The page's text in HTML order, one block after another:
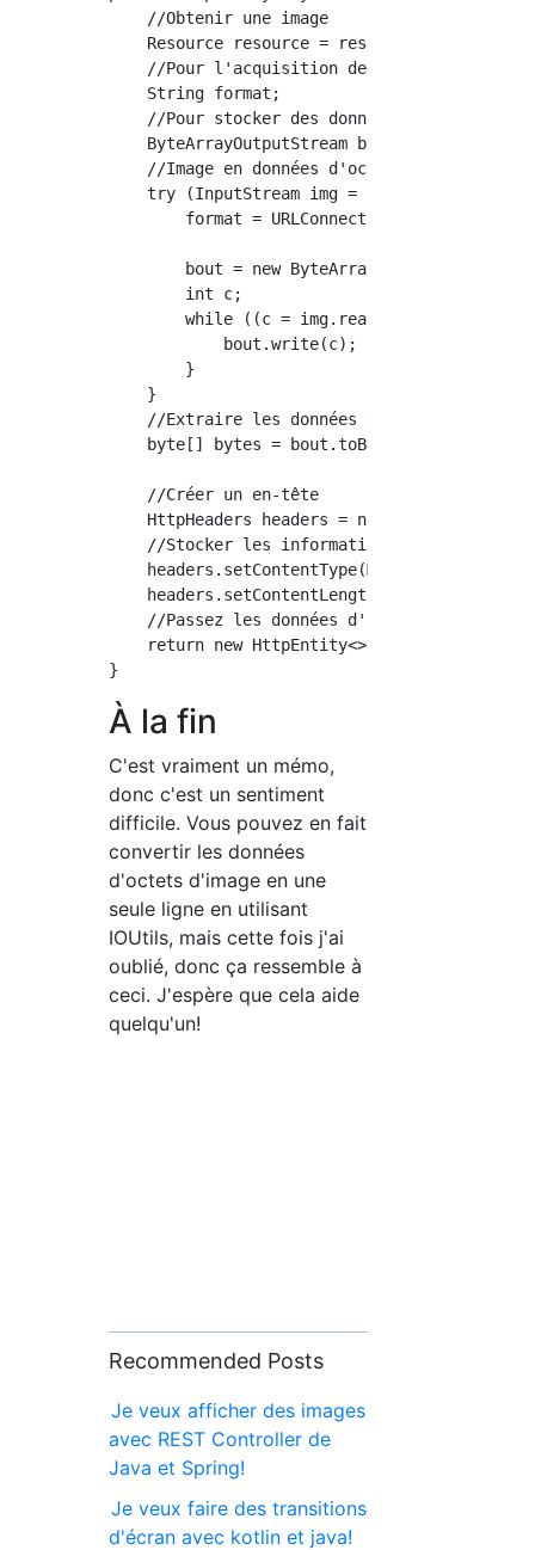
    //Obtenir une image
Resource resource =
    //Pour l'acquisition de format d'image
    String format;
    //Pour stocker des données d'octet
    ByteArrayOutputStream bout;
    //Image en données d'octet
try (InputStream img =
format =
        bout = new ByteArrayOutputStream();
        int c;
        while ((c = img.read()) != -1) {
            bout.write(c);
        }
    }
    //Extraire les données d'octet
    byte[] bytes = bout.toByteArray();
    //Créer un en-tête
    HttpHeaders headers = new HttpHeaders();
//Stocker les informations de contenu
    headers.setContentLength(bytes.length);
//Passez les données d'octet et l'en-
    return new HttpEntity<>(bytes, headers);
À la fin
C'est vraiment un mémo,
donc c'est un sentiment
difficile. Vous pouvez en fait
convertir les données
d'octets d'image en une
seule ligne en utilisant
IOUtils, mais cette fois j'ai
oublié, donc ça ressemble à
ceci. J'espère que cela aide
quelqu'un!
Recommended Posts
Je veux afficher des images
avec REST Controller de
Java et Spring!
Je veux faire des transitions
d'écran avec kotlin et java!